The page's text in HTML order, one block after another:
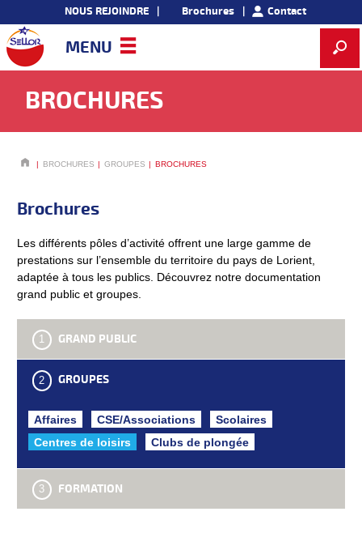
NOUS REJOINDRE Brochures Contact
MENU
BROCHURES
BROCHURES GROUPES BROCHURES
Brochures
Les différents pôles d’activité offrent une large gamme de
prestations sur l’ensemble du territoire du pays de Lorient,
adaptée à tous les publics. Découvrez notre documentation
grand public et groupes.
GRAND PUBLIC
GROUPES
Affaires CSE/Associations
Scolaires
Centres de loisirs
Clubs de plongée
FORMATION